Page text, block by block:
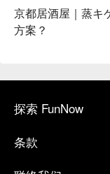
行，都能找到最舒
吸食加热式烟品，
京都居酒屋｜蒸キ
方案？
探索 FunNow
条款